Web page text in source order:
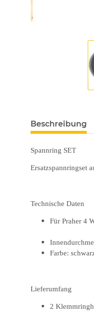
Beschreibung
Spannring SET
Ersatzspannringset
Technische Daten
Für Praher 4
Farbe:
Lieferumfang
2